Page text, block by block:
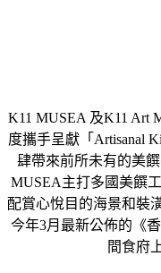
K11 MUSEA 及K11 Art
度攜手呈獻「Artisanal
肆帶來前所未有的美
MUSEA主打多國美饌
配賞心悅目的海景和裝
今年3月最新公佈的《
間食府